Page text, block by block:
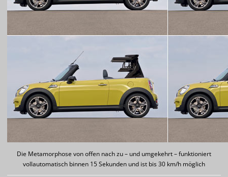
Die Metamorphose von offen nach zu – und umgekehrt – funktioniert
vollautomatisch binnen 15 Sekunden und ist bis 30 km/h möglich